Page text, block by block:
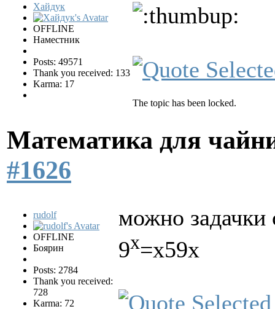
Хайдук
OFFLINE
Наместник
Posts: 49571
Thank you received: 133
Karma: 17
The topic has been locked.
Математика для
#1626
rudolf
OFFLINE
Боярин
Posts: 2784
Thank you received:
728
Karma: 72
можно задачки
9х=х59х